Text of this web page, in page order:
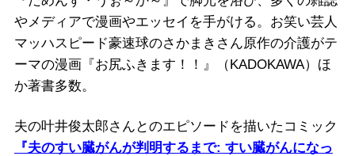
やメディアで漫画やエッセイを手がける。お笑い芸人
マッハスピード豪速球のさかまきさん原作の介護がテ
ーマの漫画『お尻ふきます！！』（KADOKAWA）ほ
か著書多数。
夫の叶井俊太郎さんとのエピソードを描いたコミック
『夫のすい臓がんが判明するまで: すい臓がんになっ